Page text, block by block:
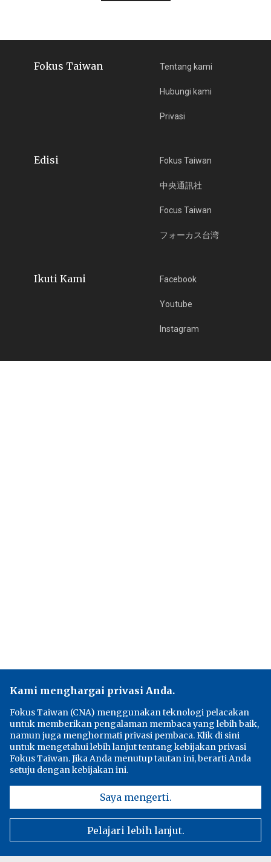
Fokus Taiwan Tentang kami
Hubungi kami
Privasi
Edisi Fokus Taiwan
中央通訊社
Focus Taiwan
フォーカス台湾
Ikuti Kami Facebook
Youtube
Instagram
Kami menghargai privasi Anda.
Fokus Taiwan (CNA) menggunakan teknologi pelacakan
untuk memberikan pengalaman membaca yang lebih baik,
namun juga menghormati privasi pembaca. Klik di sini
untuk mengetahui lebih lanjut tentang kebijakan privasi
Fokus Taiwan. Jika Anda menutup tautan ini, berarti Anda
setuju dengan kebijakan ini.
Saya mengerti.
Pelajari lebih lanjut.